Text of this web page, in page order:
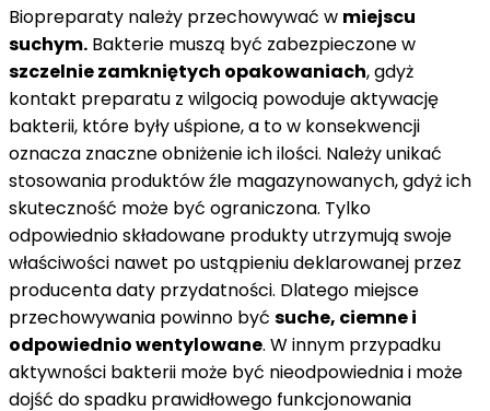
Biopreparaty należy przechowywać w miejscu
suchym. Bakterie muszą być zabezpieczone w
szczelnie zamkniętych opakowaniach, gdyż
kontakt preparatu z wilgocią powoduje aktywację
bakterii, które były uśpione, a to w konsekwencji
oznacza znaczne obniżenie ich ilości. Należy unikać
stosowania produktów źle magazynowanych, gdyż ich
skuteczność może być ograniczona. Tylko
odpowiednio składowane produkty utrzymują swoje
właściwości nawet po ustąpieniu deklarowanej przez
producenta daty przydatności. Dlatego miejsce
przechowywania powinno być suche, ciemne i
odpowiednio wentylowane. W innym przypadku
aktywności bakterii może być nieodpowiednia i może
dojść do spadku prawidłowego funkcjonowania